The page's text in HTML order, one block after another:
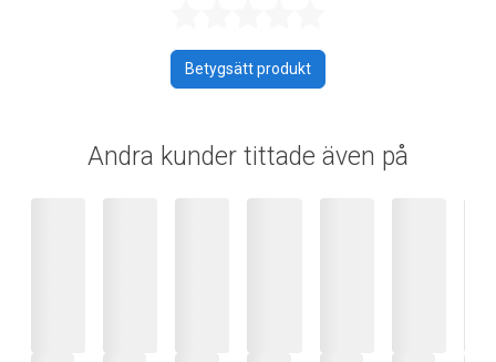
Betygsätt produkt
Andra kunder tittade även på